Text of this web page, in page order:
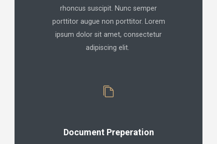
rhoncus suscipit. Nunc semper
porttitor augue non porttitor. Lorem
ipsum dolor sit amet, consectetur
adipiscing elit.
Document Preperation